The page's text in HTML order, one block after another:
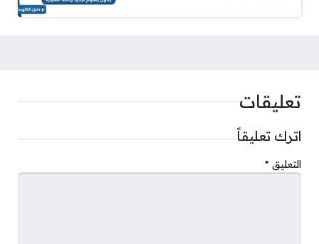
تعليقات
اترك تعليقاً
التعليق *